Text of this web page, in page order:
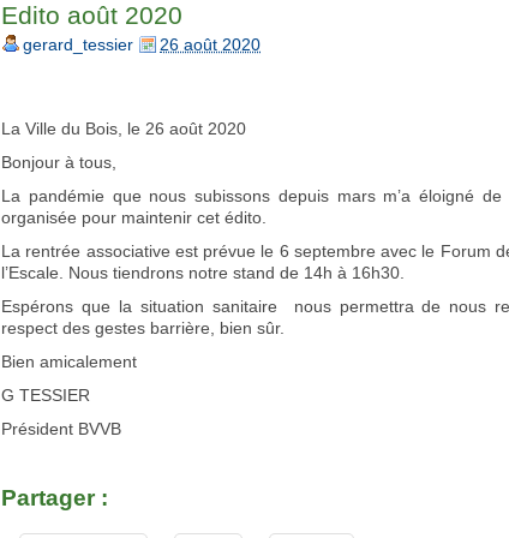
Edito août 2020
gerard_tessier 26 août 2020
La Ville du Bois, le 26 août 2020
Bonjour à tous,
La pandémie que nous subissons depuis mars m’a éloigné de
organisée pour maintenir cet édito.
La rentrée associative est prévue le 6 septembre avec le Forum
l’Escale. Nous tiendrons notre stand de 14h à 16h30.
Espérons que la situation sanitaire nous permettra de nous
respect des gestes barrière, bien sûr.
Bien amicalement
G TESSIER
Président BVVB
Partager :